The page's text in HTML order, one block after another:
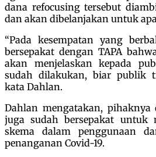
dana refocusing tersebut
dan akan dibelanjakan untuk
“Pada kesempatan yang
bersepakat dengan TAPA
akan menjelaskan kepada
sudah dilakukan, biar publik
kata Dahlan.
Dahlan mengatakan, pihaknya
juga sudah bersepakat untuk
skema dalam penggunaan
penanganan Covid-19.